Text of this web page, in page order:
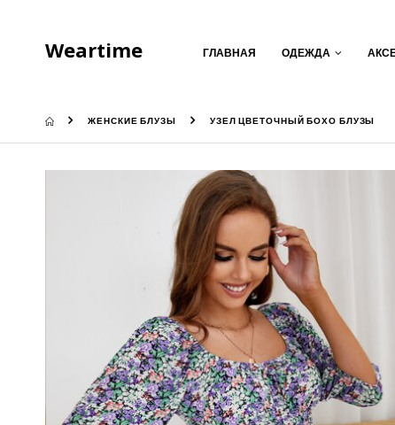
Weartime ГЛАВНАЯ ОДЕЖДА
ЖЕНСКИЕ БЛУЗЫ УЗЕЛ ЦВЕТОЧНЫЙ БОХО БЛУЗЫ